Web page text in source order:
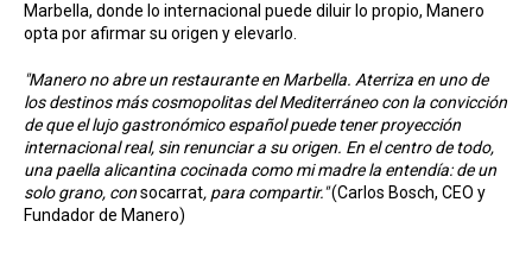
Marbella, donde lo internacional puede diluir lo propio, Manero
opta por afirmar su origen y elevarlo.
"Manero no abre un restaurante en Marbella. Aterriza en uno de
los destinos más cosmopolitas del Mediterráneo con la convicción
de que el lujo gastronómico español puede tener proyección
internacional real, sin renunciar a su origen. En el centro de todo,
una paella alicantina cocinada como mi madre la entendía: de un
solo grano, consocarrat, para compartir."(Carlos Bosch, CEO y
Fundador de Manero)